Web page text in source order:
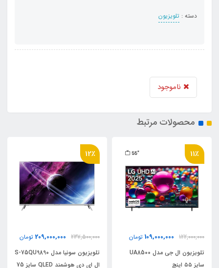
دسته : تلویزیون
ناموجود
محصولات مرتبط
11٪
122,000,000
109,000,000 تومان
تلویزیون ال جی مدل UA8500
سایز ۵۵ اینچ
12٪
237,500,000
209,000,000 تومان
تلویزیون سونیا مدل S-75QU9890
ال ای دی هوشمند QLED سایز 75